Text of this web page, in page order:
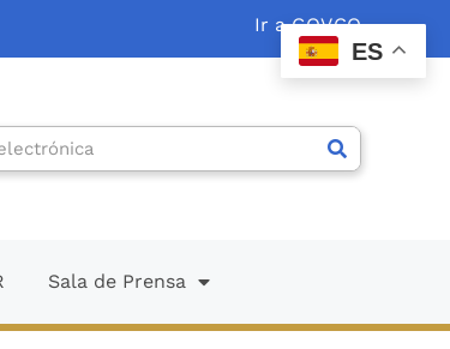
Ir a GOV.CO
Sala de Prensa
ES